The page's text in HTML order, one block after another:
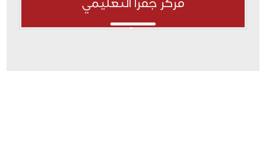
مركز جفرا التعليمي